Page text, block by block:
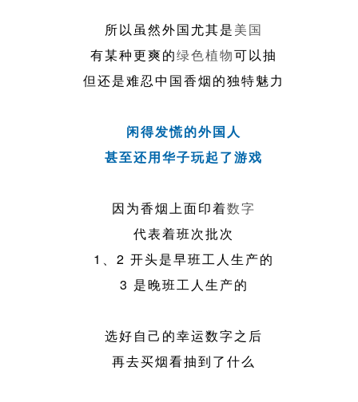
所以虽然外国尤其是美国
有某种更爽的绿色植物可以抽
但还是难忍中国香烟的独特魅力
闲得发慌的外国人
甚至还用华子玩起了游戏
因为香烟上面印着数字
代表着班次批次
1、2 开头是早班工人生产的
3 是晚班工人生产的
选好自己的幸运数字之后
再去买烟看抽到了什么